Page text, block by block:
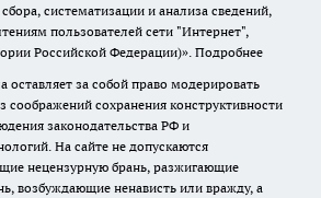
систематизации и анализа сведений,
пользователей сети "Интернет",
Российской Федерации)». Подробнее
оставляет за собой право модерировать
соображений сохранения конструктивности
законодательства РФ и
На сайте не допускаются
нецензурную брань, разжигающие
возбуждающие ненависть или вражду, а